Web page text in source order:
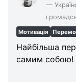
—
Мотивація
Найбільша
самим собою!